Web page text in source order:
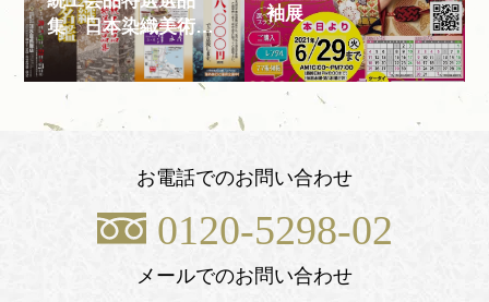
集 日本染織美術名
袖展
お電話でのお問い合わせ
0120-5298-02
メールでのお問い合わせ